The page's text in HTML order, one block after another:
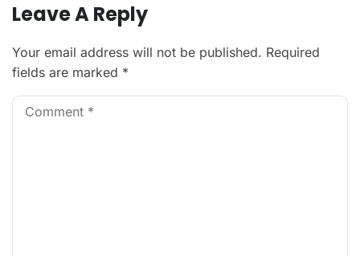
Leave A Reply
Your email address will not be published. Required
fields are marked *